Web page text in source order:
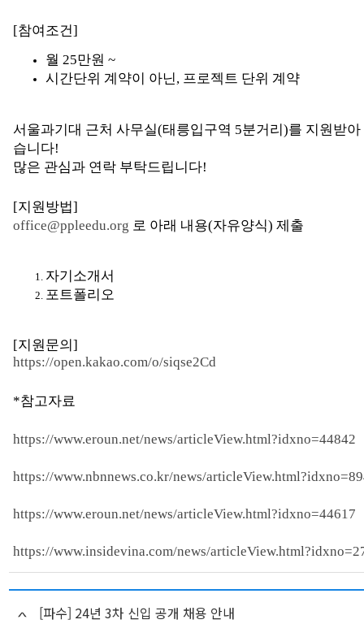
[참여조건]
월 25만원 ~
시간단위 계약이 아닌, 프로젝트 단위 계약
서울과기대 근처 사무실(태릉입구역 5분거리)를 지원받
습니다!
많은 관심과 연락 부탁드립니다!
[지원방법]
office@ppleedu.org 로 아래 내용(자유양식) 제출
자기소개서
포트폴리오
[지원문의]
https://open.kakao.com/o/siqse2Cd
*참고자료
https://www.eroun.net/news/articleView.html?idxno=44842
https://www.nbnnews.co.kr/news/
https://www.eroun.net/news/articleView.html?idxno=44617
https://www.insidevina.com/news/
[파수] 24년 3차 신입 공개 채용 안내